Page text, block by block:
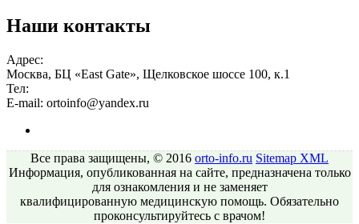
Наши контакты
Адрес:
Москва, БЦ «East Gate», Щелковское шоссе 100, к.1
Тел:
E-mail: ortoinfo@yandex.ru
Все права защищены, © 2016 orto-info.ru Sitemap XML
Информация, опубликованная на сайте, предназначена только
для ознакомления и не заменяет
квалифицированную медицинскую помощь. Обязательно
проконсультируйтесь с врачом!